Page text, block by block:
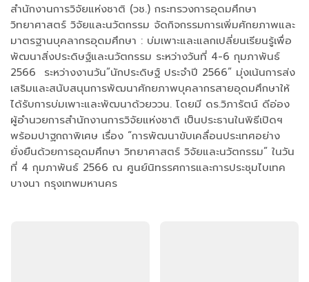
สำนักงานการวิจัยแห่งชาติ (วช.) กระทรวงการอุดมศึกษา
วิทยาศาสตร์ วิจัยและนวัตกรรม จัดกิจกรรมการเพิ่มศักยภาพและ
มาตรฐานบุคลากรอุดมศึกษา : บ่มเพาะและแลกเปลี่ยนเรียนรู้เพื่อ
พัฒนาสิ่งประดิษฐ์และนวัตกรรม ระหว่างวันที่ 4-6 กุมภาพันธ์
2566 ระหว่างงานวัน”นักประดิษฐ์ ประจำปี 2566” มุ่งเน้นการส่ง
เสริมและสนับสนุนการพัฒนาศักยภาพบุคลากรสายอุดมศึกษาให้
ได้รับการบ่มเพาะและพัฒนาด้วยววน. โดยมี ดร.วิภารัตน์ ดีอ่อง
ผู้อำนวยการสำนักงานการวิจัยแห่งชาติ เป็นประธานในพิธีเปิดฯ
พร้อมปาฐกถาพิเศษ เรื่อง “การพัฒนาขับเคลื่อนประเทศอย่าง
ยั่งยืนด้วยการอุดมศึกษา วิทยาศาสตร์ วิจัยและนวัตกรรม” ในวัน
ที่ 4 กุมภาพันธ์ 2566 ณ ศูนย์นิทรรศการและการประชุมไบเทค
บางนา กรุงเทพมหานคร